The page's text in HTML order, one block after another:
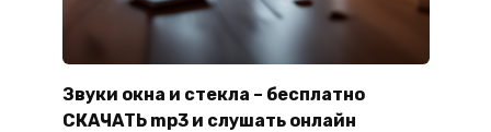
Звуки окна и стекла – бесплатно
СКАЧАТЬ mp3 и слушать онлайн